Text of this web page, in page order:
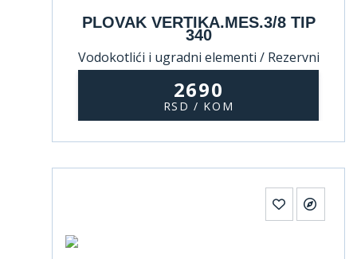
PLOVAK VERTIKA.MES.3/8 TIP
340
Vodokotlići i ugradni elementi / Rezervni
2690
RSD / KOM